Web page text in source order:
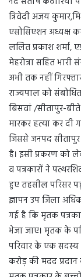
त्रिवेदी अजय
एसोसिएशन अध्यक्ष
ललित प्रकाश
मेहरोत्रा सहित
अभी तक नहीं
राज्यपाल को
बिसवां /सीतापुर-
मारकर हत्या कर
जिससे जनपद सीतापुर
है। इसी प्रकरण को
व पत्रकारों ने
हुए तहसील परिसर
ज्ञापन उप जिला
गई है कि मृतक
भेजा जाए। मृतक के
परिवार के एक
करोड़ की मदद